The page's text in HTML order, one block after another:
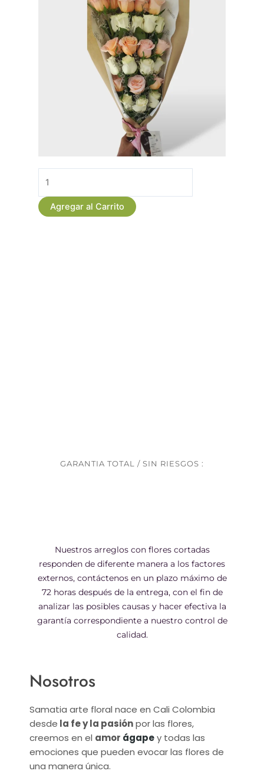
Rosas
Pink
White
Agregar al Carrito
GARANTIA TOTAL / SIN RIESGOS :
Nuestros arreglos con flores cortadas
responden de diferente manera a los factores
externos, contáctenos en un plazo máximo de
72 horas después de la entrega, con el fin de
analizar las posibles causas y hacer efectiva la
garantía correspondiente a nuestro control de
calidad.
Nosotros
Samatia arte floral nace en Cali Colombia
desde la fe y la pasiónpor las flores,
creemos en el amor ágapey todas las
emociones que pueden evocar las flores de
una manera única.